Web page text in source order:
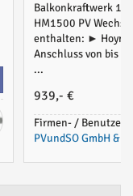
Balkonkraftwerk
HM1500 PV
enthalten: ►
Anschluss von bis
...
939,- €
Firmen- /
PVundSO GmbH &